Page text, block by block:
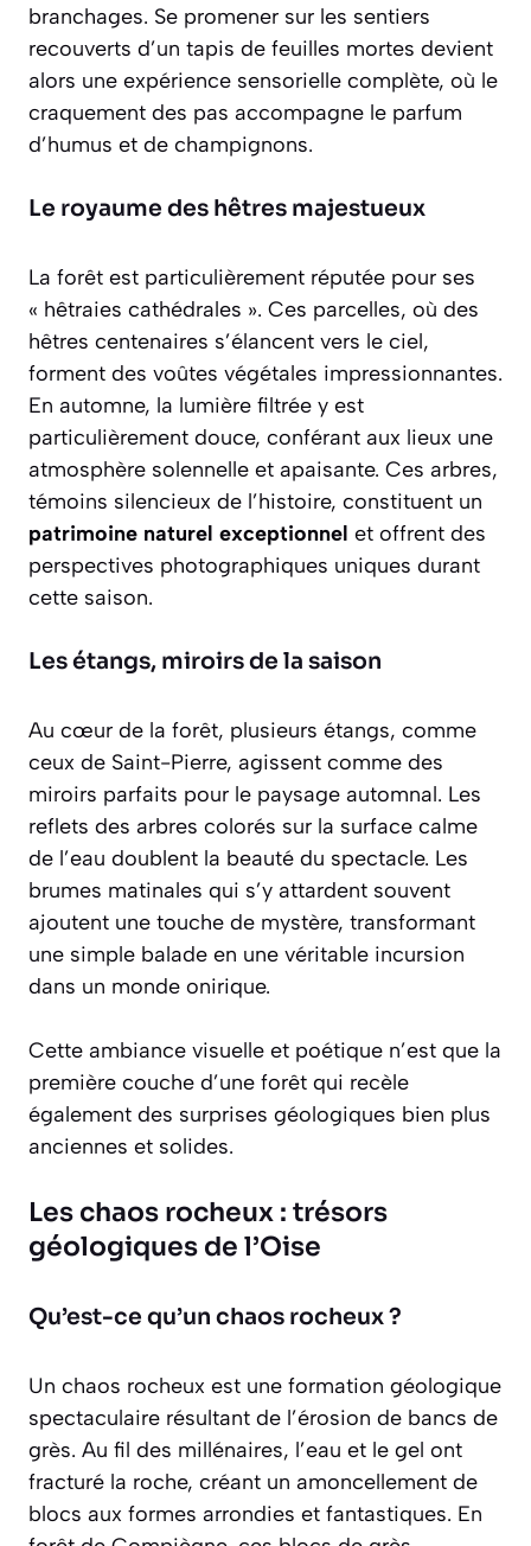
branchages. Se promener sur les sentiers
recouverts d’un tapis de feuilles mortes devient
alors une expérience sensorielle complète, où le
craquement des pas accompagne le parfum
d’humus et de champignons.
Le royaume des hêtres majestueux
La forêt est particulièrement réputée pour ses
« hêtraies cathédrales ». Ces parcelles, où des
hêtres centenaires s’élancent vers le ciel,
forment des voûtes végétales impressionnantes.
En automne, la lumière filtrée y est
particulièrement douce, conférant aux lieux une
atmosphère solennelle et apaisante. Ces arbres,
témoins silencieux de l’histoire, constituent un
patrimoine naturel exceptionnel et offrent des
perspectives photographiques uniques durant
cette saison.
Les étangs, miroirs de la saison
Au cœur de la forêt, plusieurs étangs, comme
ceux de Saint-Pierre, agissent comme des
miroirs parfaits pour le paysage automnal. Les
reflets des arbres colorés sur la surface calme
de l’eau doublent la beauté du spectacle. Les
brumes matinales qui s’y attardent souvent
ajoutent une touche de mystère, transformant
une simple balade en une véritable incursion
dans un monde onirique.
Cette ambiance visuelle et poétique n’est que la
première couche d’une forêt qui recèle
également des surprises géologiques bien plus
anciennes et solides.
Les chaos rocheux : trésors
géologiques de l’Oise
Qu’est-ce qu’un chaos rocheux ?
Un chaos rocheux est une formation géologique
spectaculaire résultant de l’érosion de bancs de
grès. Au fil des millénaires, l’eau et le gel ont
fracturé la roche, créant un amoncellement de
blocs aux formes arrondies et fantastiques. En